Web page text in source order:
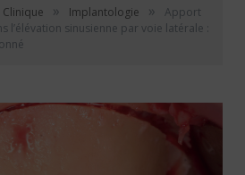
Clinique » Implantologie »
Apport
l’élévation sinusienne par voie latérale :